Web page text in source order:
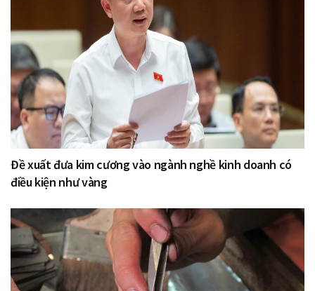
Đề xuất đưa kim cương vào ngành nghề kinh doanh có
điều kiện như vàng